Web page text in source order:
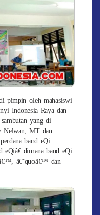
pimpin oleh mahasiswi
Indonesia Raya dan
yang di
Nelwan, MT dan
band eQi
dimana band eQi
â€˜quoâ€™ dan